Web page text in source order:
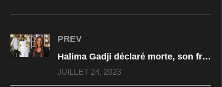
PREV
Halima Gadji déclaré morte, son frère réagit
JUILLET 24, 2023